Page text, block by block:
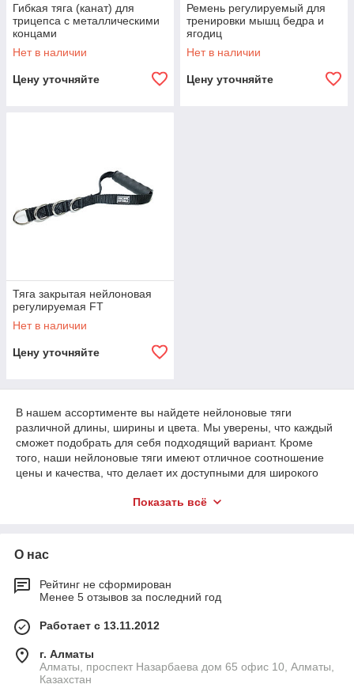
Гибкая тяга (канат) для
трицепса с металлическими
концами
Нет в наличии
Цену уточняйте
Ремень регулируемый для
тренировки мышц бедра и
ягодиц
Нет в наличии
Цену уточняйте
Тяга закрытая нейлоновая
регулируемая FT
Нет в наличии
Цену уточняйте
В нашем ассортименте вы найдете нейлоновые тяги
различной длины, ширины и цвета. Мы уверены, что каждый
сможет подобрать для себя подходящий вариант. Кроме
того, наши нейлоновые тяги имеют отличное соотношение
цены и качества, что делает их доступными для широкого
Не упустите возможность стать обладателем наших
Показать всё
О нас
Рейтинг не сформирован
Менее 5 отзывов за последний год
Работает с 13.11.2012
г. Алматы
Алматы, проспект Назарбаева дом 65 офис 10, Алматы,
Казахстан